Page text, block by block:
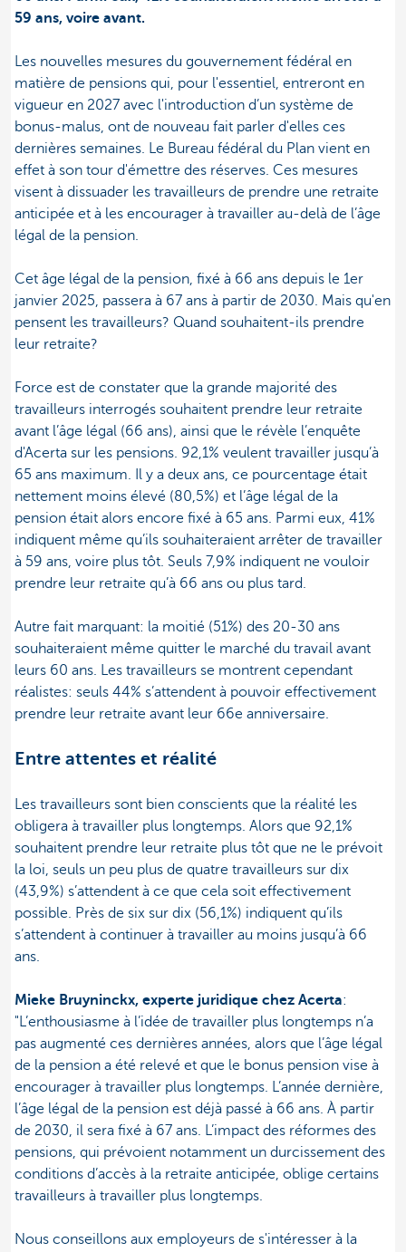
59 ans, voire avant.
Les nouvelles mesures du gouvernement fédéral en
matière de pensions qui, pour l'essentiel, entreront en
vigueur en 2027 avec l'introduction d’un système de
bonus-malus, ont de nouveau fait parler d'elles ces
dernières semaines. Le Bureau fédéral du Plan vient en
effet à son tour d'émettre des réserves. Ces mesures
visent à dissuader les travailleurs de prendre une retraite
anticipée et à les encourager à travailler au-delà de l’âge
légal de la pension.
Cet âge légal de la pension, fixé à 66 ans depuis le 1er
janvier 2025, passera à 67 ans à partir de 2030. Mais qu'en
pensent les travailleurs? Quand souhaitent-ils prendre
leur retraite?
Force est de constater que la grande majorité des
travailleurs interrogés souhaitent prendre leur retraite
avant l’âge légal (66 ans), ainsi que le révèle l’enquête
d'Acerta sur les pensions. 92,1% veulent travailler jusqu’à
65 ans maximum. Il y a deux ans, ce pourcentage était
nettement moins élevé (80,5%) et l’âge légal de la
pension était alors encore fixé à 65 ans. Parmi eux, 41%
indiquent même qu’ils souhaiteraient arrêter de travailler
à 59 ans, voire plus tôt. Seuls 7,9% indiquent ne vouloir
prendre leur retraite qu’à 66 ans ou plus tard.
Autre fait marquant: la moitié (51%) des 20-30 ans
souhaiteraient même quitter le marché du travail avant
leurs 60 ans. Les travailleurs se montrent cependant
réalistes: seuls 44% s’attendent à pouvoir effectivement
prendre leur retraite avant leur 66e anniversaire.
Entre attentes et réalité
Les travailleurs sont bien conscients que la réalité les
obligera à travailler plus longtemps. Alors que 92,1%
souhaitent prendre leur retraite plus tôt que ne le prévoit
la loi, seuls un peu plus de quatre travailleurs sur dix
(43,9%) s’attendent à ce que cela soit effectivement
possible. Près de six sur dix (56,1%) indiquent qu’ils
s’attendent à continuer à travailler au moins jusqu’à 66
ans.
Mieke Bruyninckx, experte juridique chez Acerta:
"L’enthousiasme à l’idée de travailler plus longtemps n’a
pas augmenté ces dernières années, alors que l’âge légal
de la pension a été relevé et que le bonus pension vise à
encourager à travailler plus longtemps. L’année dernière,
l’âge légal de la pension est déjà passé à 66 ans. À partir
de 2030, il sera fixé à 67 ans. L’impact des réformes des
pensions, qui prévoient notamment un durcissement des
conditions d’accès à la retraite anticipée, oblige certains
travailleurs à travailler plus longtemps.
Nous conseillons aux employeurs de s'intéresser à la